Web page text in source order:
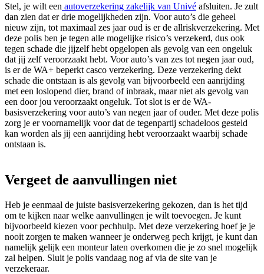
Stel, je wilt een autoverzekering zakelijk van Univé afsluiten. Je zult
dan zien dat er drie mogelijkheden zijn. Voor auto’s die geheel
nieuw zijn, tot maximaal zes jaar oud is er de allriskverzekering. Met
deze polis ben je tegen alle mogelijke risico’s verzekerd, dus ook
tegen schade die jijzelf hebt opgelopen als gevolg van een ongeluk
dat jij zelf veroorzaakt hebt. Voor auto’s van zes tot negen jaar oud,
is er de WA+ beperkt casco verzekering. Deze verzekering dekt
schade die ontstaan is als gevolg van bijvoorbeeld een aanrijding
met een loslopend dier, brand of inbraak, maar niet als gevolg van
een door jou veroorzaakt ongeluk. Tot slot is er de WA-
basisverzekering voor auto’s van negen jaar of ouder. Met deze polis
zorg je er voornamelijk voor dat de tegenpartij schadeloos gesteld
kan worden als jij een aanrijding hebt veroorzaakt waarbij schade
ontstaan is.
Vergeet de aanvullingen niet
Heb je eenmaal de juiste basisverzekering gekozen, dan is het tijd
om te kijken naar welke aanvullingen je wilt toevoegen. Je kunt
bijvoorbeeld kiezen voor pechhulp. Met deze verzekering hoef je je
nooit zorgen te maken wanneer je onderweg pech krijgt, je kunt dan
namelijk gelijk een monteur laten overkomen die je zo snel mogelijk
zal helpen. Sluit je polis vandaag nog af via de site van je
verzekeraar.